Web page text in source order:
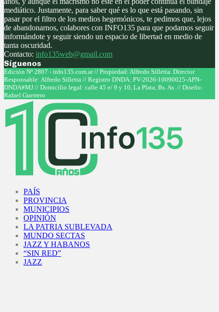
mediático. Justamente, para saber qué es lo que está pasando, sin
pasar por el filtro de los medios hegemónicos, te pedimos que, lejos
de abandonarnos, colabores con INFO135 para que podamos seguir
informándote y seguir siendo un espacio de libertad en medio de
tanta oscuridad.
Contacto: info135web@gmail.com
Síguenos
Facebook
Twitter
Instagram
Youtube
Edición Nº 2807 - info135.com.ar // Propiedad: Alfredo Silletta. Director
Responsable: Alfredo Silletta // Registro DNDA: PV-2026-10090025-APN-
DNDA#MJ // Domicilio legal: calle 45 e/ 9 y 10, La Plata, Bs. As. // Diseño:
Rafael Guerrero
PAÍS
PROVINCIA
MUNICIPIOS
OPINIÓN
LA PATRIA SUBLEVADA
MUNDO SECTAS
JAZZ Y HABANOS
“SIN RED”
JAZZ